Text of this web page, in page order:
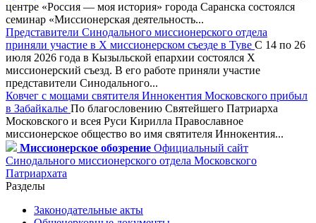
центре «Россия — моя история» города Саранска состоялся
семинар «Миссионерская деятельность...
Представители Синодального миссионерского отдела
приняли участие в X миссионерском съезде в Туве С 14 по 26
июля 2026 года в Кызыльской епархии состоялся X
миссионерский съезд. В его работе приняли участие
представители Синодального...
Ковчег с мощами святителя Иннокентия Московского прибыл
в Забайкалье По благословению Святейшего Патриарха
Московского и всея Руси Кирилла Православное
миссионерское общество во имя святителя Иннокентия...
Миссионерское обозрение Официальный сайт
Синодального миссионерского отдела Московского
Патриархата
Разделы
Законодательные акты